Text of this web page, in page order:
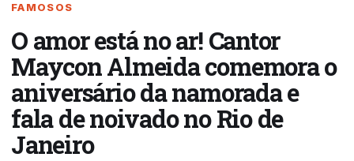
FAMOSOS
O amor está no ar! Cantor
Maycon Almeida comemora o
aniversário da namorada e
fala de noivado no Rio de
Janeiro